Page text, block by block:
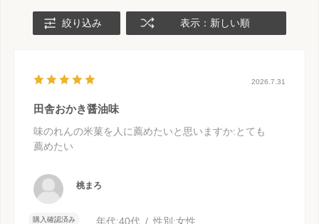
絞り込み 表示：新しい順
2026.7.31
田舎おかき醤油味
味のれんの米菓を人に薦めたいと思いますか:とても
薦めたい
桃まろ
購入確認済み 年代:40代 性別:女性